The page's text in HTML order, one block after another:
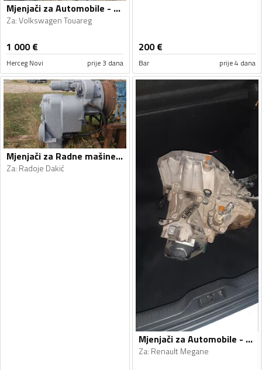
Mjenjači za Automobile - Volkswagen - Touareg - 2008
Za:Volkswagen Touareg
1 000€
Herceg Novi prije 3 dana
200€
Bar prije 4 dana
Mjenjači za Radne mašine - Radoje Dakić, Clark - 1990, 1990
Za: Radoje Dakić
Mjenjači za Automobile - Renault - Megane - 2011, 2013
Za: Renault Megane